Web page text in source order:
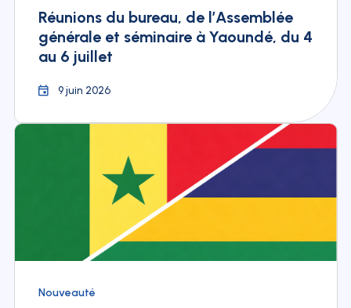
Réunions du bureau, de l’Assemblée
générale et séminaire à Yaoundé, du 4
au 6 juillet
9 juin 2026
Nouveauté